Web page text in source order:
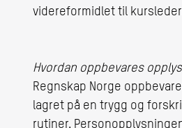
videreformidlet til
Hvordan oppbevares
Regnskap Norge
lagret på en trygg og
rutiner.